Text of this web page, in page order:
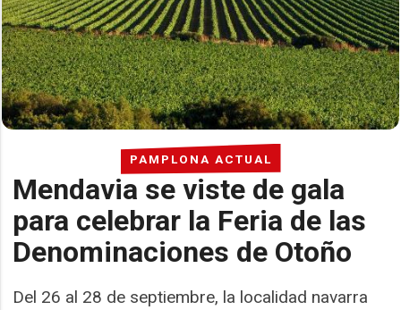
PAMPLONA ACTUAL
Mendavia se viste de gala
para celebrar la Feria de las
Denominaciones de Otoño
Del 26 al 28 de septiembre, la localidad navarra